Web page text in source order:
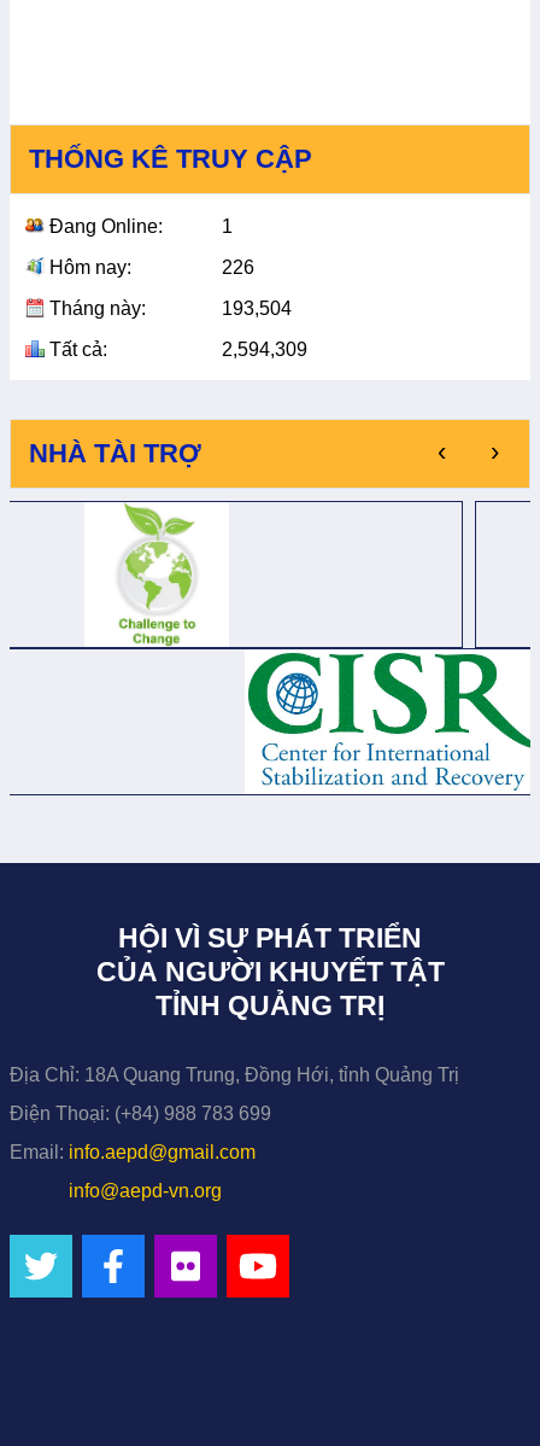
THỐNG KÊ TRUY CẬP
Đang Online:
1
Hôm nay:
226
Tháng này:
193,504
Tất cả:
2,594,309
NHÀ TÀI TRỢ ‹ ›
HỘI VÌ SỰ PHÁT TRIỂN
CỦA NGƯỜI KHUYẾT TẬT
TỈNH QUẢNG TRỊ
Địa Chỉ: 18A Quang Trung, Đồng Hới, tỉnh Quảng Trị
Điện Thoại: (+84) 988 783 699
Email: info.aepd@gmail.com
info@aepd-vn.org